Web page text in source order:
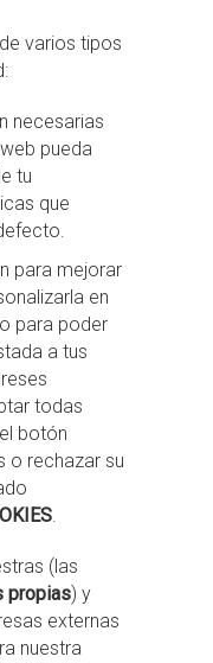
varios tipos
necesarias
pueda
tu
que
para mejorar
en
para poder
a tus
todas
botón
o rechazar su
.
(las
propias) y
externas
nuestra